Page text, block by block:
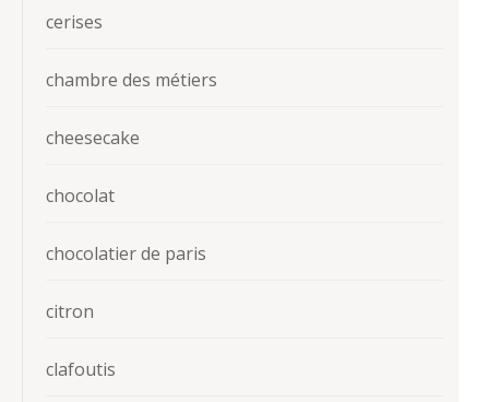
cerises
chambre des métiers
cheesecake
chocolat
chocolatier de paris
citron
clafoutis